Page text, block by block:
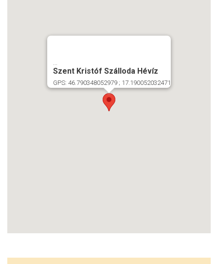
Szent Kristóf Szálloda Hévíz
GPS: 46.790348052979 ; 17.190052032471